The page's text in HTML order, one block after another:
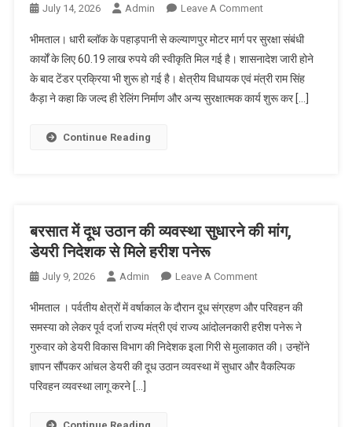
July 14, 2026 Admin Leave A CommentOn
कल्याणपुर
मोटर
मार्ग
पर
मंजूर
भीमताल। धारी ब्लॉक के पहाड़पानी से कल्याणपुर मोटर मार्ग पर सुरक्षा संबंधी
कार्यों के लिए 60.19 लाख रुपये की स्वीकृति मिल गई है। शासनादेश जारी होने
के बाद टेंडर प्रक्रिया भी शुरू हो गई है। क्षेत्रीय विधायक एवं मंत्री राम सिंह
कैड़ा ने कहा कि जल्द ही रेलिंग निर्माण और अन्य सुरक्षात्मक कार्य शुरू कर […]
Continue Reading
बरसात में दूध उठान की व्यवस्था सुधारने की मांग,
डेयरी निदेशक से मिले हरीश पनेरू
July 9, 2026 Admin Leave A CommentOn
में
दूध
उठान
की
भीमताल । पर्वतीय क्षेत्रों में वर्षाकाल के दौरान दूध संग्रहण और परिवहन की
समस्या को लेकर पूर्व दर्जा राज्य मंत्री एवं राज्य आंदोलनकारी हरीश पनेरू ने
गुरुवार को डेयरी विकास विभाग की निदेशक इला गिरी से मुलाकात की। उन्होंने
ज्ञापन सौंपकर आंचल डेयरी की दूध उठान व्यवस्था में सुधार और वैकल्पिक
परिवहन व्यवस्था लागू करने […]